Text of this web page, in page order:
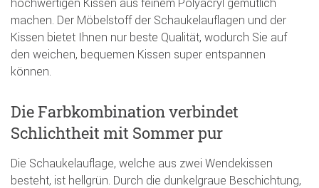
machen. Der Möbelstoff der Schaukelauflagen und der
Kissen bietet Ihnen nur beste Qualität, wodurch Sie auf
den weichen, bequemen Kissen super entspannen
können.
Die Farbkombination verbindet
Schlichtheit mit Sommer pur
Die Schaukelauflage, welche aus zwei Wendekissen
besteht, ist hellgrün. Durch die dunkelgraue Beschichtung,